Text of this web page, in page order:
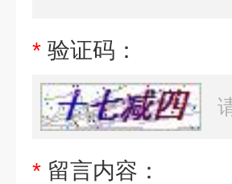
* 验证码：
* 留言内容：